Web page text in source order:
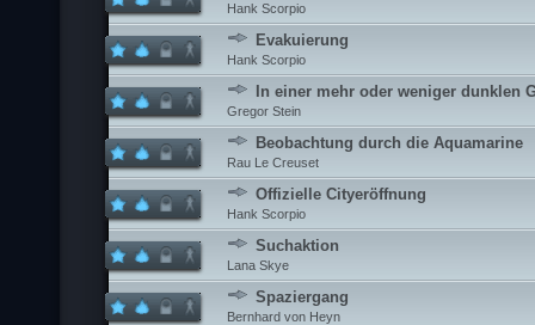
Hank Scorpio
Evakuierung
Hank Scorpio
In einer mehr oder weniger dunklen
Gregor Stein
Beobachtung durch die Aquamarine
Rau Le Creuset
Offizielle Cityeröffnung
Hank Scorpio
Suchaktion
Lana Skye
Spaziergang
Bernhard von Heyn